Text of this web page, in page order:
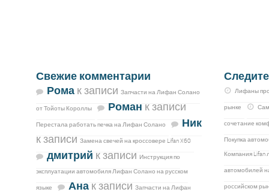
Свежие комментарии
Рома к записи Запчасти на Лифан Солано
от Тойоты Короллы Роман к записи
Перестала работать печка на Лифан Солано
Ник
к записи Замена свечей на кроссовере Lifan X60
дмитрий к записи Инструкция по
эксплуатации автомобиля Лифан Солано на русском
языке Ана к записи Запчасти на Лифан
Лифаны
рынке
сочетание
Покупка
Компания Lifan
автомобилей
российском